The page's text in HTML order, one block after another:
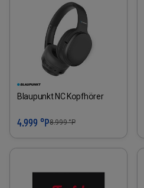
Blaupunkt NC Kopfhörer
4.999 °P8.999°P